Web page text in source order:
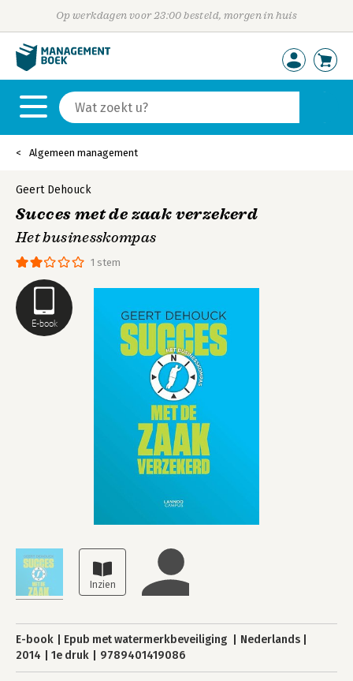
Op werkdagen voor 23:00 besteld, morgen in huis
Algemeen management
E-book
1 stem
Geert Dehouck
Succes met de zaak verzekerd
Het businesskompas
E-book Epub met watermerkbeveiliging
Nederlands
2014
1e druk 9789401419086